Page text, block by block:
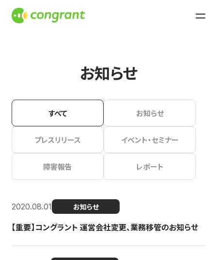
お知らせ
すべて お知らせ
プレスリリース イベント・セミナー
障害報告 レポート
2020.08.01 お知らせ
【重要】コングラント 運営会社変更、業務移管のお知らせ